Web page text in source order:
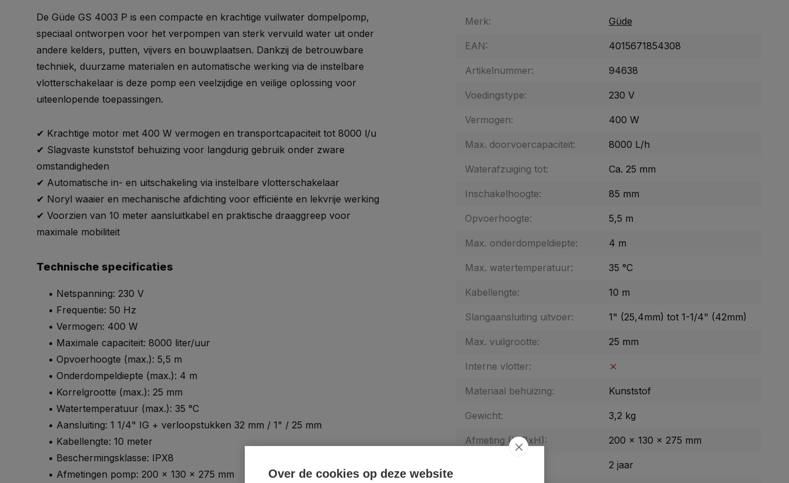
De Güde GS 4003 P is een compacte en krachtige vuilwater dompelpomp,
speciaal ontworpen voor het verpompen van sterk vervuild water uit onder
andere kelders, putten, vijvers en bouwplaatsen. Dankzij de betrouwbare
techniek, duurzame materialen en automatische werking via de instelbare
vlotterschakelaar is deze pomp een veelzijdige en veilige oplossing voor
uiteenlopende toepassingen.
✔ Krachtige motor met 400 W vermogen en transportcapaciteit tot 8000 l/u
✔ Slagvaste kunststof behuizing voor langdurig gebruik onder zware
omstandigheden
✔ Automatische in- en uitschakeling via instelbare vlotterschakelaar
✔ Noryl waaier en mechanische afdichting voor efficiënte en lekvrije werking
✔ Voorzien van 10 meter aansluitkabel en praktische draaggreep voor
maximale mobiliteit
Technische specificaties
• Netspanning: 230 V
• Frequentie: 50 Hz
• Vermogen: 400 W
• Maximale capaciteit: 8000 liter/uur
• Opvoerhoogte (max.): 5,5 m
• Onderdompeldiepte (max.): 4 m
• Korrelgrootte (max.): 25 mm
• Watertemperatuur (max.): 35 °C
• Aansluiting: 1 1/4" IG + verloopstukken 32 mm / 1" / 25 mm
• Kabellengte: 10 meter
• Beschermingsklasse: IPX8
• Afmetingen pomp: 200 x 130 x 275 mm
Merk: Güde
EAN: 4015671854308
Artikelnummer: 94638
Voedingstype: 230 V
Vermogen: 400 W
Max. doorvoercapaciteit: 8000 L/h
Waterafzuiging tot: Ca. 25 mm
Inschakelhoogte: 85 mm
Opvoerhoogte: 5,5 m
Max. onderdompeldiepte: 4 m
Max. watertemperatuur: 35 °C
Kabellengte: 10 m
Slangaansluiting uitvoer: 1" (25,4mm) tot 1-1/4" (42mm)
Max. vuilgrootte: 25 mm
Interne vlotter:
Materiaal behuizing: Kunststof
Gewicht: 3,2 kg
Afmeting (LxBxH): 200 x 130 x 275 mm
2 jaar
Over de cookies op deze website